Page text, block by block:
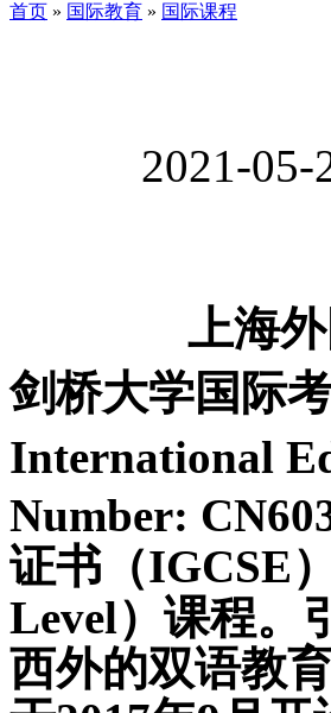
首页 » 国际教育 » 国际课程
2021-
上海
剑桥大学国际
International
Number:
证书（IGCSE
Level）课程。
西外的双语教